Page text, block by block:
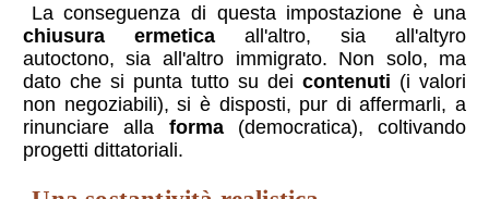
La conseguenza di questa impostazione è una
chiusura ermeticaall'altro, sia all'altyro
autoctono, sia all'altro immigrato. Non solo, ma
dato che si punta tutto su deicontenuti (i valori
non negoziabili), si è disposti, pur di affermarli, a
rinunciare alla forma(democratica), coltivando
progetti dittatoriali.